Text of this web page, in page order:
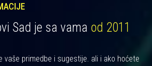
Sad je sa vama od 2011
vaše primedbe i sugestije. ali i ako hoćete